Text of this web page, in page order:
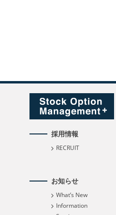
採用情報
RECRUIT
お知らせ
What’s New
Information